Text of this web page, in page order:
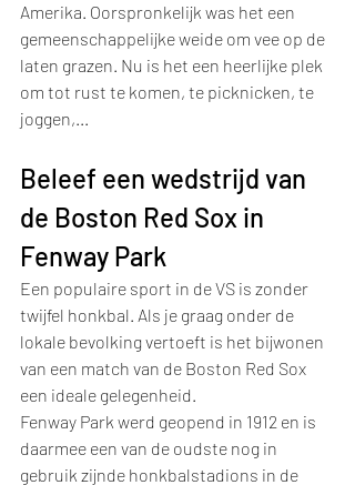
Amerika. Oorspronkelijk was het een
gemeenschappelijke weide om vee op de
laten grazen. Nu is het een heerlijke plek
om tot rust te komen, te picknicken, te
joggen,...
Beleef een wedstrijd van
de Boston Red Sox in
Fenway Park
Een populaire sport in de VS is zonder
twijfel honkbal. Als je graag onder de
lokale bevolking vertoeft is het bijwonen
van een match van de Boston Red Sox
een ideale gelegenheid.
Fenway Park werd geopend in 1912 en is
daarmee een van de oudste nog in
gebruik zijnde honkbalstadions in de